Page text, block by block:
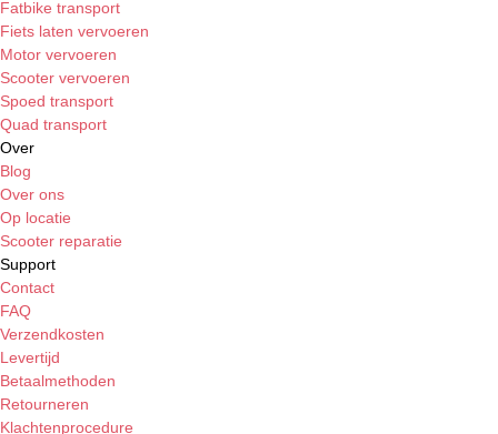
Fatbike transport
Fiets laten vervoeren
Motor vervoeren
Scooter vervoeren
Spoed transport
Quad transport
Over
Blog
Over ons
Op locatie
Scooter reparatie
Support
Contact
FAQ
Verzendkosten
Levertijd
Betaalmethoden
Retourneren
Klachtenprocedure